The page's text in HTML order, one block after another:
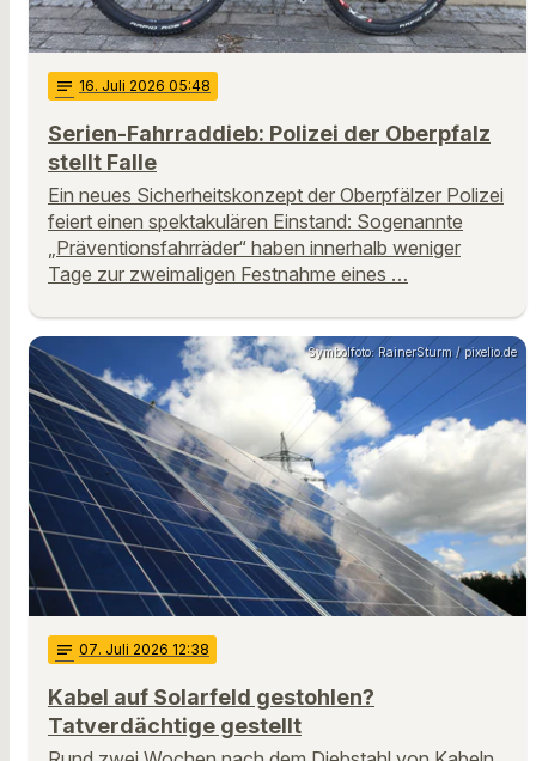
notes 16. Juli 2026 05:48
Serien-Fahrraddieb: Polizei der Oberpfalz
stellt Falle
Ein neues Sicherheitskonzept der Oberpfälzer Polizei
feiert einen spektakulären Einstand: Sogenannte
„Präventionsfahrräder“ haben innerhalb weniger
Tage zur zweimaligen Festnahme eines …
Symbolfoto: RainerSturm / pixelio.de
notes 07. Juli 2026 12:38
Kabel auf Solarfeld gestohlen?
Tatverdächtige gestellt